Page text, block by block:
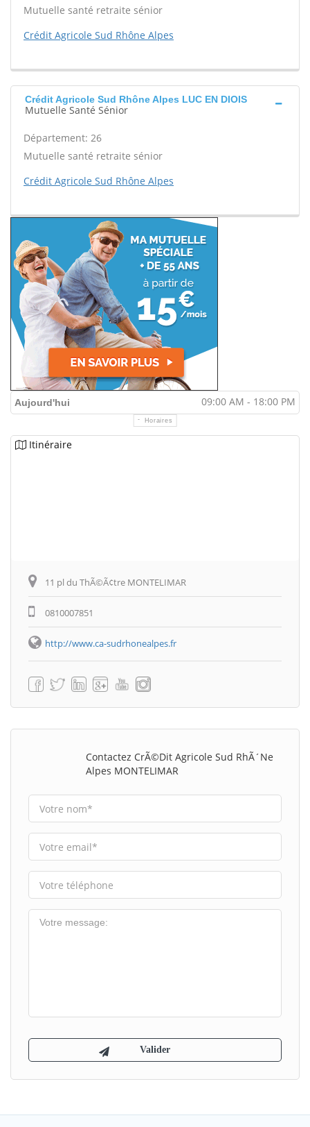
Mutuelle santé retraite sénior
Crédit Agricole Sud Rhône Alpes
Crédit Agricole Sud Rhône Alpes LUC EN DIOIS
Mutuelle Santé Sénior
Département: 26
Mutuelle santé retraite sénior
Crédit Agricole Sud Rhône Alpes
Aujourd'hui 09:00 AM - 18:00 PM
Horaires
Itinéraire
11 pl du ThÃ©Ã¢tre MONTELIMAR
0810007851
http://www.ca-sudrhonealpes.fr
Contactez CrÃ©dit Agricole Sud RhÃ´ne
Alpes MONTELIMAR